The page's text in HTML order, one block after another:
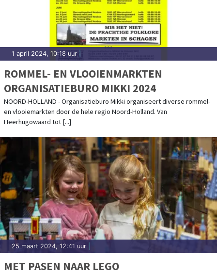
1 april 2024, 10:18 uur
ROMMEL- EN VLOOIENMARKTEN
ORGANISATIEBURO MIKKI 2024
NOORD-HOLLAND - Organisatieburo Mikki organiseert diverse rommel-
en vlooiemarkten door de hele regio Noord-Holland. Van
Heerhugowaard tot [...]
25 maart 2024, 12:41 uur
MET PASEN NAAR LEGO